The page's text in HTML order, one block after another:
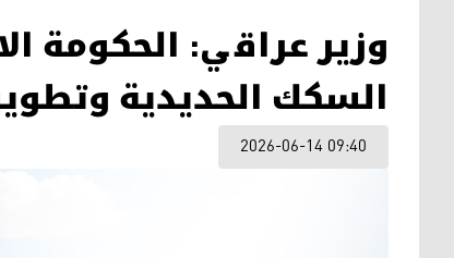
وزير عراقي: الحكومة
السكك الحديدية
2026-06-14 09:40